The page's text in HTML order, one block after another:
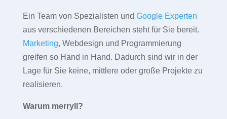
Ein Team von Spezialisten und Google Experten
aus verschiedenen Bereichen steht für Sie bereit.
Marketing, Webdesign und Programmierung
greifen so Hand in Hand. Dadurch sind wir in der
Lage für Sie keine, mittlere oder große Projekte zu
realisieren.
Warum merryll?